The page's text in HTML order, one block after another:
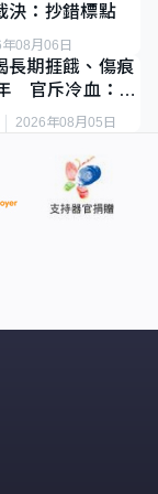
：抄錯標點
08月06日
長期捱餓、傷痕
官斥冷血：同
2026年08月05日